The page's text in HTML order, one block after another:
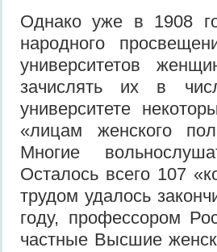
Однако уже в 1908
народного
университетов
зачислять их в
университете
«лицам женского
Многие
Осталось всего 107
трудом удалось
году, профессором
частные Высшие